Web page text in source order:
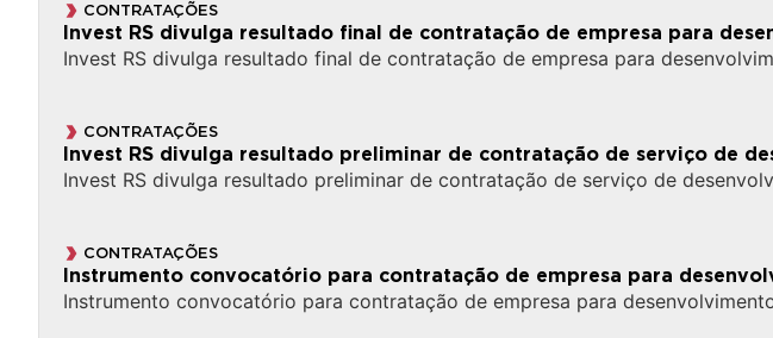
CONTRATAÇÕES
Invest RS divulga resultado final de contratação de empresa para
Invest RS divulga resultado final de contratação de empresa para
CONTRATAÇÕES
Invest RS divulga resultado preliminar de contratação de serviço de
Invest RS divulga resultado preliminar de contratação de serviço de
CONTRATAÇÕES
Instrumento convocatório para contratação de empresa para
Instrumento convocatório para contratação de empresa para